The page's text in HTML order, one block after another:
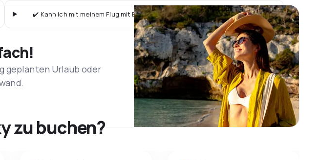
✔️ Kann ich mit meinem Flug mit Badr Airlines ein Hotel vor Ort buchen?
geplanten Urlaub oder
zu buchen?